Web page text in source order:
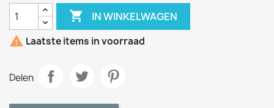
 IN WINKELWAGEN
 Laatste items in voorraad
Delen